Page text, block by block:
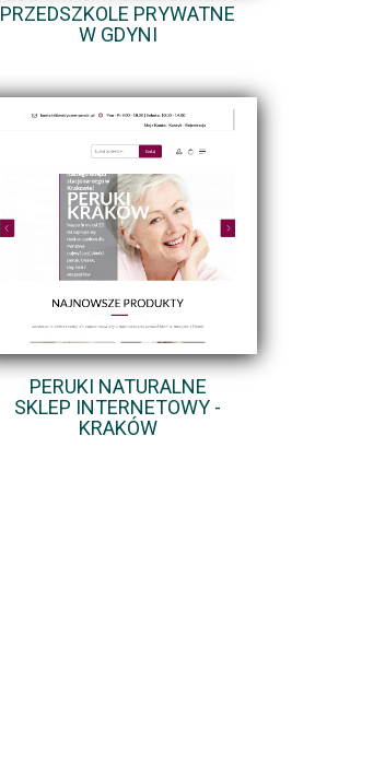
PRZEDSZKOLE PRYWATNE
W GDYNI
PERUKI NATURALNE
SKLEP INTERNETOWY -
KRAKÓW